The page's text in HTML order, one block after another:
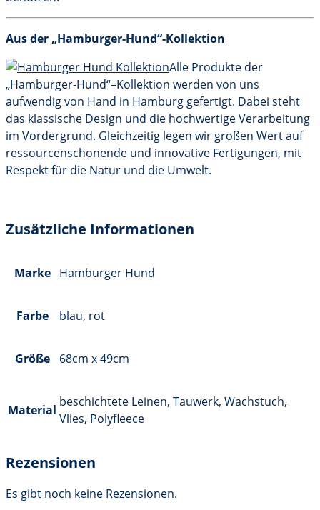
Aus der „Hamburger-Hund“-Kollektion
Alle Produkte der
„Hamburger-Hund“–Kollektion werden von uns
aufwendig von Hand in Hamburg gefertigt. Dabei steht
das klassische Design und die hochwertige Verarbeitung
im Vordergrund. Gleichzeitig legen wir großen Wert auf
ressourcenschonende und innovative Fertigungen, mit
Respekt für die Natur und die Umwelt.
Zusätzliche Informationen
Marke Hamburger Hund
Farbe blau, rot
Größe 68cm x 49cm
Material
beschichtete Leinen, Tauwerk, Wachstuch,
Vlies, Polyfleece
Rezensionen
Es gibt noch keine Rezensionen.